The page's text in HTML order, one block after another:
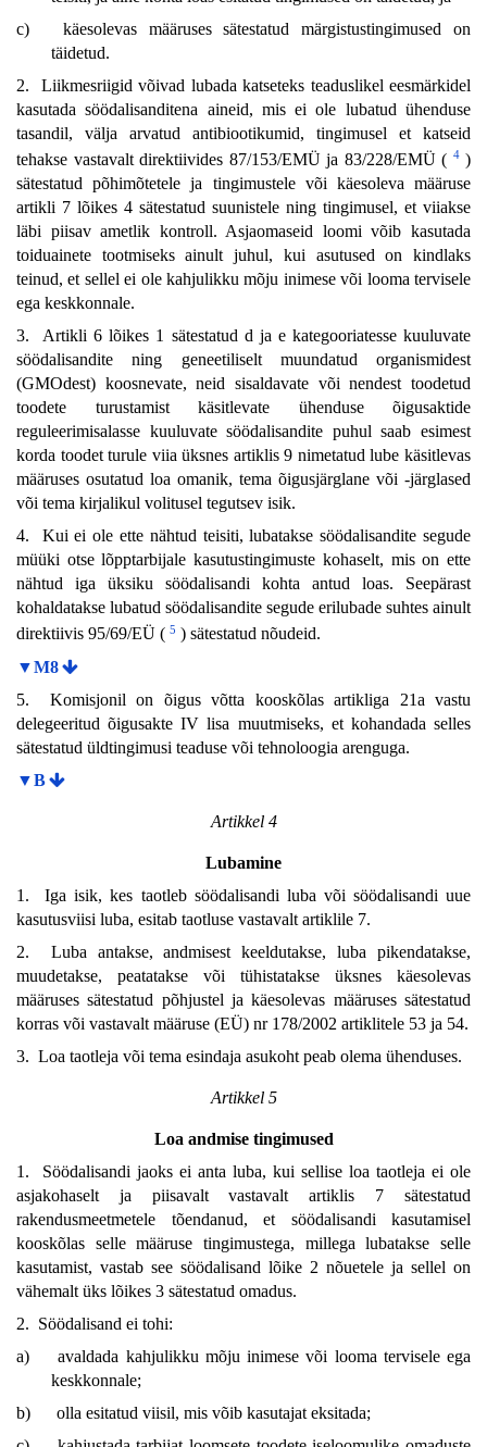
c)
käesolevas määruses sätestatud märgistustingimused on
täidetud.
2. Liikmesriigid võivad lubada katseteks teaduslikel eesmärkidel
kasutada söödalisanditena aineid, mis ei ole lubatud ühenduse
tasandil, välja arvatud antibiootikumid, tingimusel et katseid
tehakse vastavalt direktiivides 87/153/EMÜ ja 83/228/EMÜ ( 4 )
sätestatud põhimõtetele ja tingimustele või käesoleva määruse
artikli 7 lõikes 4 sätestatud suunistele ning tingimusel, et viiakse
läbi piisav ametlik kontroll. Asjaomaseid loomi võib kasutada
toiduainete tootmiseks ainult juhul, kui asutused on kindlaks
teinud, et sellel ei ole kahjulikku mõju inimese või looma tervisele
ega keskkonnale.
3. Artikli 6 lõikes 1 sätestatud d ja e kategooriatesse kuuluvate
söödalisandite ning geneetiliselt muundatud organismidest
(GMOdest) koosnevate, neid sisaldavate või nendest toodetud
toodete turustamist käsitlevate ühenduse õigusaktide
reguleerimisalasse kuuluvate söödalisandite puhul saab esimest
korda toodet turule viia üksnes artiklis 9 nimetatud lube käsitlevas
määruses osutatud loa omanik, tema õigusjärglane või -järglased
või tema kirjalikul volitusel tegutsev isik.
4. Kui ei ole ette nähtud teisiti, lubatakse söödalisandite segude
müüki otse lõpptarbijale kasutustingimuste kohaselt, mis on ette
nähtud iga üksiku söödalisandi kohta antud loas. Seepärast
kohaldatakse lubatud söödalisandite segude erilubade suhtes ainult
direktiivis 95/69/EÜ ( 5 ) sätestatud nõudeid.
▼M8
5. Komisjonil on õigus võtta kooskõlas artikliga 21a vastu
delegeeritud õigusakte IV lisa muutmiseks, et kohandada selles
sätestatud üldtingimusi teaduse või tehnoloogia arenguga.
▼B
Artikkel 4
Lubamine
1. Iga isik, kes taotleb söödalisandi luba või söödalisandi uue
kasutusviisi luba, esitab taotluse vastavalt artiklile 7.
2. Luba antakse, andmisest keeldutakse, luba pikendatakse,
muudetakse, peatatakse või tühistatakse üksnes käesolevas
määruses sätestatud põhjustel ja käesolevas määruses sätestatud
korras või vastavalt määruse (EÜ) nr 178/2002 artiklitele 53 ja 54.
3. Loa taotleja või tema esindaja asukoht peab olema ühenduses.
Artikkel 5
Loa andmise tingimused
1. Söödalisandi jaoks ei anta luba, kui sellise loa taotleja ei ole
asjakohaselt ja piisavalt vastavalt artiklis 7 sätestatud
rakendusmeetmetele tõendanud, et söödalisandi kasutamisel
kooskõlas selle määruse tingimustega, millega lubatakse selle
kasutamist, vastab see söödalisand lõike 2 nõuetele ja sellel on
vähemalt üks lõikes 3 sätestatud omadus.
2. Söödalisand ei tohi:
a)
avaldada kahjulikku mõju inimese või looma tervisele ega
keskkonnale;
b)
olla esitatud viisil, mis võib kasutajat eksitada;